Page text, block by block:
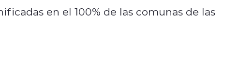
en el 100% de las comunas de las